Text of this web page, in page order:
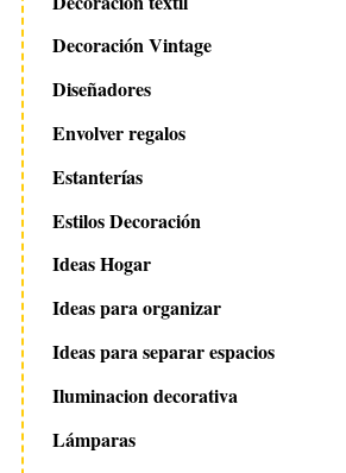
Decoración Vintage
Diseñadores
Envolver regalos
Estanterías
Estilos Decoración
Ideas Hogar
Ideas para organizar
Ideas para separar espacios
Iluminacion decorativa
Lámparas